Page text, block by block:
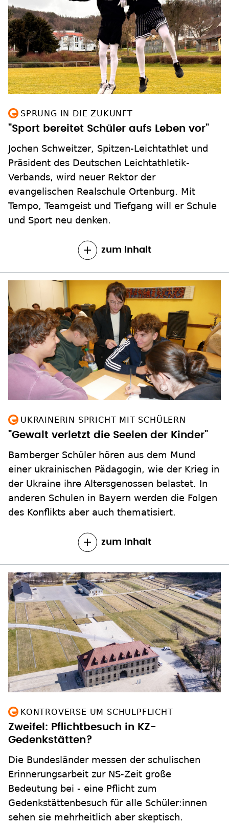
SPRUNG IN DIE ZUKUNFT
"Sport bereitet Schüler aufs Leben vor"
Jochen Schweitzer, Spitzen-Leichtathlet und
Präsident des Deutschen Leichtathletik-
Verbands, wird neuer Rektor der
evangelischen Realschule Ortenburg. Mit
Tempo, Teamgeist und Tiefgang will er Schule
und Sport neu denken.
zum Inhalt
UKRAINERIN SPRICHT MIT SCHÜLERN
"Gewalt verletzt die Seelen der Kinder"
Bamberger Schüler hören aus dem Mund
einer ukrainischen Pädagogin, wie der Krieg in
der Ukraine ihre Altersgenossen belastet. In
anderen Schulen in Bayern werden die Folgen
des Konflikts aber auch thematisiert.
zum Inhalt
KONTROVERSE UM SCHULPFLICHT
Zweifel: Pflichtbesuch in KZ-
Gedenkstätten?
Die Bundesländer messen der schulischen
Erinnerungsarbeit zur NS-Zeit große
Bedeutung bei - eine Pflicht zum
Gedenkstättenbesuch für alle Schüler:innen
sehen sie mehrheitlich aber skeptisch.